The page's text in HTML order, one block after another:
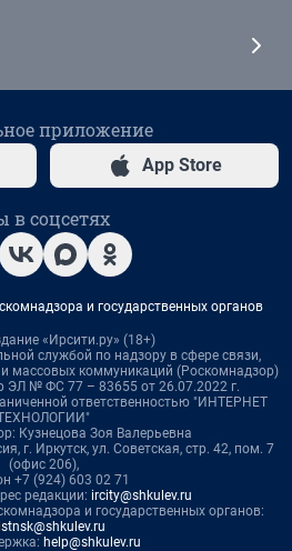
приложение
App Store
в соцсетях
и государственных органов
«Ирсити.ру» (18+)
службой по надзору в сфере связи,
массовых коммуникаций (Роскомнадзор)
ЭЛ № ФС 77 – 83655 от 26.07.2022 г.
ответственностью "ИНТЕРНЕТ
Кузнецова Зоя Валерьевна
г. Иркутск, ул. Советская, стр. 42, пом. 7
(офис 206),
+7 (924) 603 02 71
редакции: ircity@shkulev.ru
и государственных органов:
help@shkulev.ru